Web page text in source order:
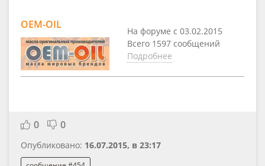
OEM-OIL
На форуме с 03.02.2015
Всего 1597 сообщений
Подробнее
0 0
Опубликовано: 16.07.2015, в 23:17